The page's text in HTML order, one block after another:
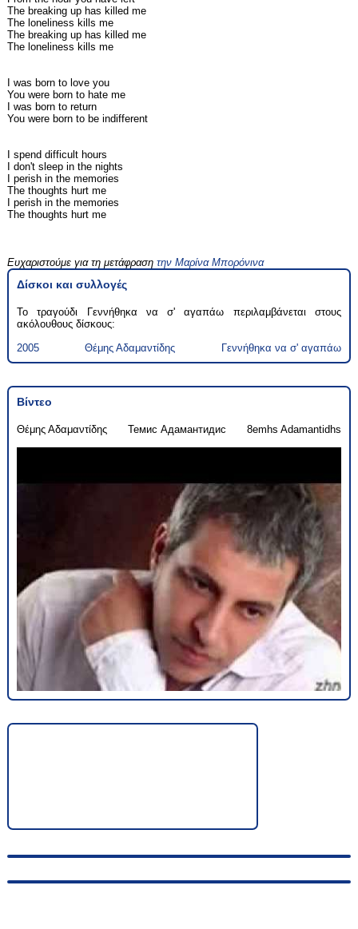
The breaking up has killed me
The loneliness kills me
The breaking up has killed me
The loneliness kills me
I was born to love you
You were born to hate me
I was born to return
You were born to be indifferent
I spend difficult hours
I don't sleep in the nights
I perish in the memories
The thoughts hurt me
I perish in the memories
The thoughts hurt me
Ευχαριστούμε για τη μετάφραση την Μαρίνα Μπορόνινα
Δίσκοι και συλλογές
Το τραγούδι Γεννήθηκα να σ' αγαπάω περιλαμβάνεται στους
ακόλουθους δίσκους:
2005
Θέμης Αδαμαντίδης Γεννήθηκα να σ' αγαπάω
Βίντεο
Θέμης Αδαμαντίδης Темис Адамантидис 8emhs Adamantidhs